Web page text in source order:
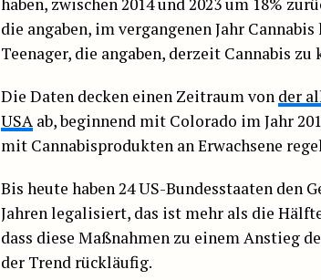
die angaben, im vergangenen Jahr
Teenager, die angaben, derzeit Cannabis zu
Die Daten decken einen Zeitraum von der
USA ab, beginnend mit Colorado im Jahr
mit Cannabisprodukten an Erwachsene
Bis heute haben 24 US-Bundesstaaten den
Jahren legalisiert, das ist mehr als die
dass diese Maßnahmen zu einem Anstieg
der Trend rückläufig.